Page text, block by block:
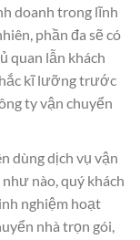
doanh trong lĩnh
phần đa sẽ có
quan lẫn khách
kĩ lưỡng trước
ty vận chuyển
dùng dịch vụ vận
nào, quý khách
nghiệm hoạt
nhà trọn gói,